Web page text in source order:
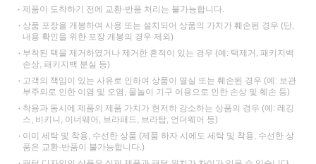
제품이 도착하기 전에 교환·반품 처리는 불가능합니다.
상품 포장을 개봉하여 사용 또는 설치되어 상품의 가치가 훼손된 경우 (단,
내용 확인을 위한 포장 개봉의 경우 제외)
부착된 택을 제거하였거나 제거한 흔적이 있는 경우 (예: 택제거, 패키지백
손상, 패키지백 분실 등)
고객의 책임이 있는 사유로 인하여 상품이 멸실 또는 훼손된 경우 (예: 보관
부주의로 인한 이염 및 오염, 물놀이 기구 이용으로 인한 손상 및 훼손 등)
착용과 동시에 제품의 제품 가치가 현저히 감소하는 상품의 경우 (예: 레깅
스, 비키니, 이너웨어, 브라패드, 브라탑, 언더웨어 등)
이미 세탁 및 착용, 수선한 상품 (제품 하자 시에도 세탁 및 착용, 수선한 상
품은 교환·반품이 불가능합니다.)